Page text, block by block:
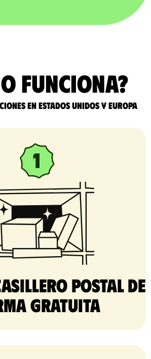
funciona?
en Estados Unidos y Europa
postal de
gratuita​